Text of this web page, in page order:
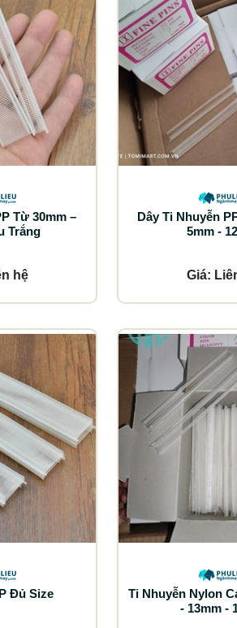
Từ 30mm –
Trắng
hệ
Dây Ti Nhuyễn
5mm -
Giá:
Đủ Size
Ti Nhuyễn Nylon
- 13mm -